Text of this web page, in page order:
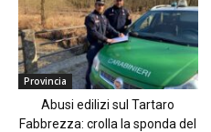
Provincia
Abusi edilizi sul Tartaro
Fabbrezza: crolla la sponda del